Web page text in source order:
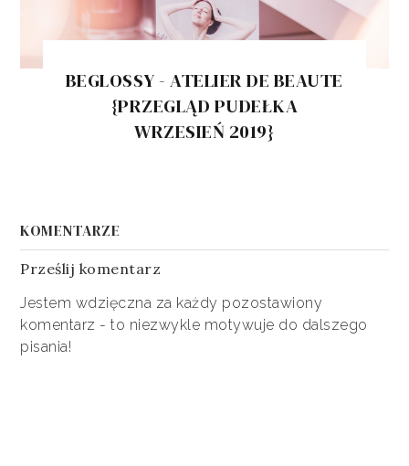
BEGLOSSY - ATELIER DE BEAUTE
{PRZEGLĄD PUDEŁKA
WRZESIEŃ 2019}
KOMENTARZE
Prześlij komentarz
Jestem wdzięczna za każdy pozostawiony
komentarz - to niezwykle motywuje do dalszego
pisania!